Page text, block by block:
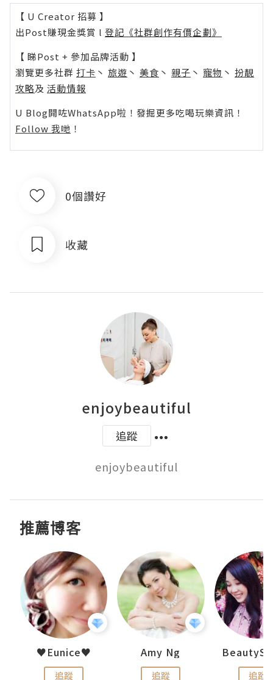
【 U Creator 招募 】
出Post賺現金獎賞 l 登記《社群創作有價企劃》
【 睇Post + 參加品牌活動 】
瀏覽更多社群 打卡 丶 旅遊 丶 美食 丶 親子 丶 寵物 丶 扮靚
攻略及 活動情報
U Blog開咗WhatsApp啦！發掘更多吃喝玩樂資訊！
Follow 我哋 ！
0個讚好
收藏
enjoybeautiful
追蹤
enjoybeautiful
推薦博客
♥Eunice♥
追蹤
Amy Ng
追蹤 追蹤